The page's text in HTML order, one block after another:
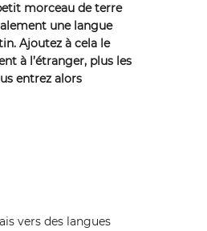
morceau de terre
une langue
Ajoutez à cela le
à l’étranger, plus les
entrez alors
vers des langues